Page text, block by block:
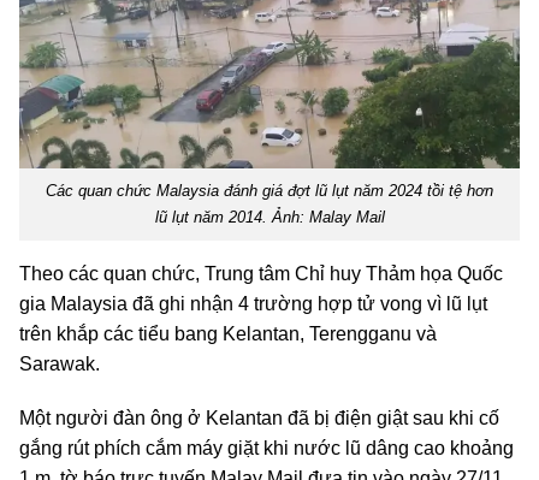
Các quan chức Malaysia đánh giá đợt lũ lụt năm 2024 tồi tệ hơn
lũ lụt năm 2014. Ảnh: Malay Mail
Theo các quan chức, Trung tâm Chỉ huy Thảm họa Quốc
gia Malaysia đã ghi nhận 4 trường hợp tử vong vì lũ lụt
trên khắp các tiểu bang Kelantan, Terengganu và
Sarawak.
Một người đàn ông ở Kelantan đã bị điện giật sau khi cố
gắng rút phích cắm máy giặt khi nước lũ dâng cao khoảng